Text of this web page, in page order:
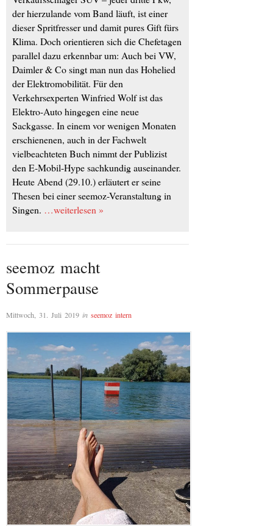
der hierzulande vom Band läuft, ist einer
dieser Spritfresser und damit pures Gift fürs
Klima. Doch orientieren sich die Chefetagen
parallel dazu erkennbar um: Auch bei VW,
Daimler & Co singt man nun das Hohelied
der Elektromobilität. Für den
Verkehrsexperten Winfried Wolf ist das
Elektro-Auto hingegen eine neue
Sackgasse. In einem vor wenigen Monaten
erschienenen, auch in der Fachwelt
vielbeachteten Buch nimmt der Publizist
den E-Mobil-Hype sachkundig auseinander.
Heute Abend (29.10.) erläutert er seine
Thesen bei einer seemoz-Veranstaltung in
Singen. …weiterlesen »
seemoz macht
Sommerpause
Mittwoch, 31. Juli 2019 in seemoz intern